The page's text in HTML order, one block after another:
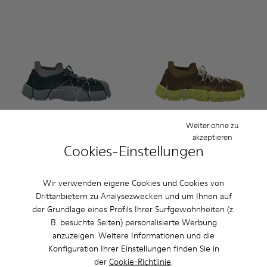
Cookies-Einstellungen
Wir verwenden eigene Cookies und Cookies von
Drittanbietern zu Analysezwecken und um Ihnen auf
der Grundlage eines Profils Ihrer Surfgewohnheiten (z.
B. besuchte Seiten) personalisierte Werbung
anzuzeigen. Weitere Informationen und die
Konfiguration Ihrer Einstellungen finden Sie in
der Cookie-Richtlinie.
Weiter ohne zu
akzeptieren
Custom Roku - K100953-999-R008 - Multicolor
Custom Roku - K100953-999-R001 - Herrensneaker
Custom Roku - K100953-004 - Brauner
Custom Roku - K100953-999-R004 -
Custom Roku - K100953-999-
Custom Roku -
Custom Roku -
Personalisieren
Custom Roku - K100953-
Custom Roku -
180 €
Personalisieren